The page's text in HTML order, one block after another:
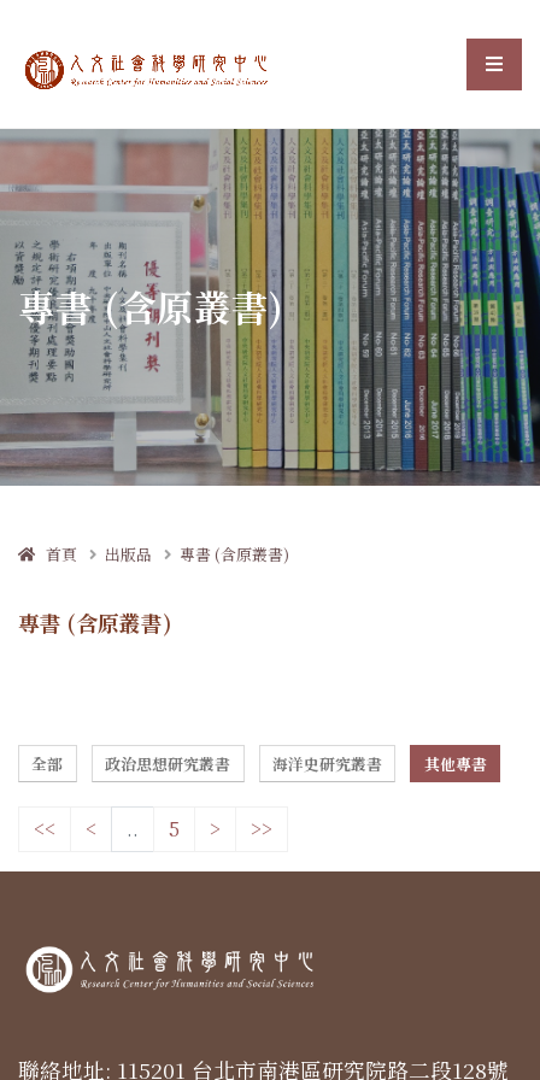
中央研究院人文社會科選
:::
專書 (含原叢書)
首頁 出版品 專書 (含原叢書)
專書 (含原叢書)
全部 政治思想研究叢書 海洋史研究叢書 其他專書
<< < .. 5 > >>
聯絡地址: 115201 台北市南港區研究院路二段128號